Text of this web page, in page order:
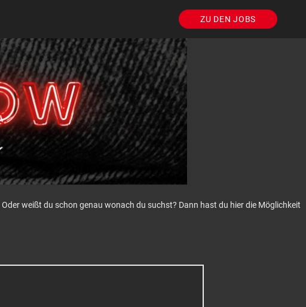
ZU DEN JOBS
weißt du schon genau wonach du suchst? Dann hast du hier die Möglichkeit